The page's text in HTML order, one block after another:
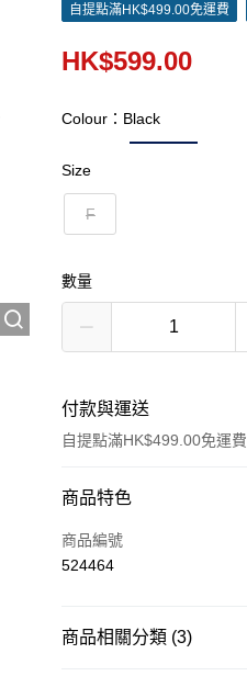
自提點滿HK$499.00免運費
HK$599.00
Colour：Black
Size
F
數量
付款與運送
自提點滿HK$499.00免運費
付款方式
信用卡
商品特色
商品編號
524464
商品相關分類 (3)